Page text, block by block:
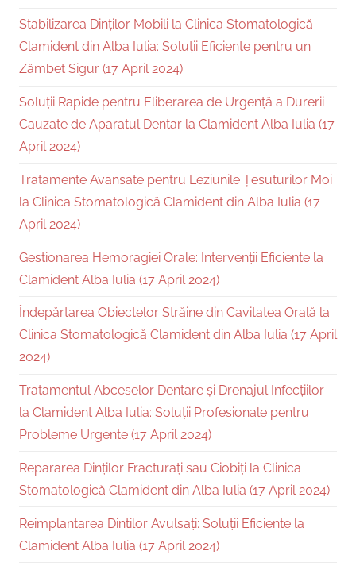
Stabilizarea Dinților Mobili la Clinica Stomatologică
Clamident din Alba Iulia: Soluții Eficiente pentru un
Zâmbet Sigur (17 April 2024)
Soluții Rapide pentru Eliberarea de Urgență a Durerii
Cauzate de Aparatul Dentar la Clamident Alba Iulia (17
April 2024)
Tratamente Avansate pentru Leziunile Țesuturilor Moi
la Clinica Stomatologică Clamident din Alba Iulia (17
April 2024)
Gestionarea Hemoragiei Orale: Intervenții Eficiente la
Clamident Alba Iulia (17 April 2024)
Îndepărtarea Obiectelor Străine din Cavitatea Orală la
Clinica Stomatologică Clamident din Alba Iulia (17 April
2024)
Tratamentul Abceselor Dentare și Drenajul Infecțiilor
la Clamident Alba Iulia: Soluții Profesionale pentru
Probleme Urgente (17 April 2024)
Repararea Dinților Fracturați sau Ciobiți la Clinica
Stomatologică Clamident din Alba Iulia (17 April 2024)
Reimplantarea Dintilor Avulsați: Soluții Eficiente la
Clamident Alba Iulia (17 April 2024)